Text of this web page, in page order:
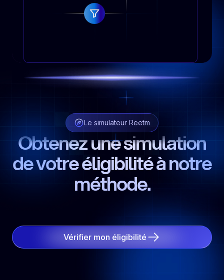
Le simulateur Reetm
Obtenez une simulation
de votre éligibilité à notre
méthode.
Vérifier mon éligibilité